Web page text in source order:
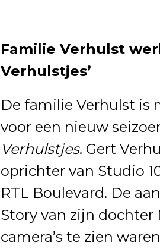
Familie Verhulst
Verhulstjes’
De familie Verhulst is
voor een nieuw
Verhulstjes. Gert
oprichter van Studio
RTL Boulevard. De
Story van zijn dochter
camera’s te zien